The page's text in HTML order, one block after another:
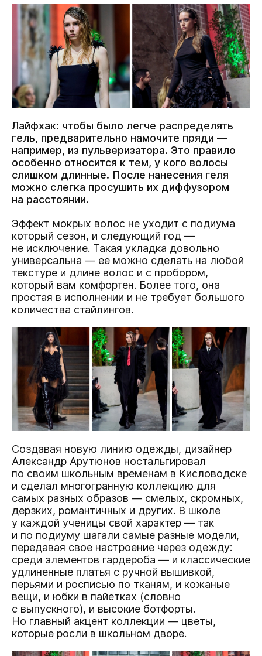
Лайфхак: чтобы было легче распределять
гель, предварительно намочите пряди —
например, из пульверизатора. Это правило
особенно относится к тем, у кого волосы
слишком длинные. После нанесения геля
можно слегка просушить их диффузором
на расстоянии.
Эффект мокрых волос не уходит с подиума
который сезон, и следующий год —
не исключение. Такая укладка довольно
универсальна — ее можно сделать на любой
текстуре и длине волос и с пробором,
который вам комфортен. Более того, она
простая в исполнении и не требует большого
количества стайлингов.
Создавая новую линию одежды, дизайнер
Александр Арутюнов ностальгировал
по своим школьным временам в Кисловодске
и сделал многогранную коллекцию для
самых разных образов — смелых, скромных,
дерзких, романтичных и других. В школе
у каждой ученицы свой характер — так
и по подиуму шагали самые разные модели,
передавая свое настроение через одежду:
среди элементов гардероба — и классические
удлиненные платья с ручной вышивкой,
перьями и росписью по тканям, и кожаные
вещи, и юбки в пайетках (словно
с выпускного), и высокие ботфорты.
Но главный акцент коллекции — цветы,
которые росли в школьном дворе.